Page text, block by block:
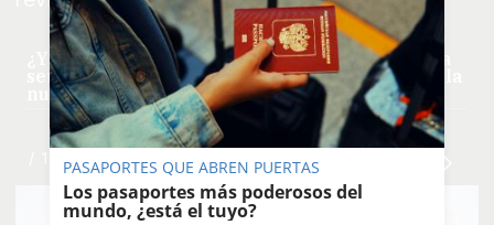
¿Y si se abandona el domingo en Jerez y pasa a
ser 'El Rastrillo de los sábados'? Otro lleno en la
nueva fecha
PASAPORTES QUE ABREN PUERTAS
Los pasaportes más poderosos del
mundo, ¿está el tuyo?